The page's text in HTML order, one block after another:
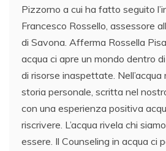
Pizzorno a cui ha fatto seguito
Francesco Rossello, assessore
di Savona. Afferma Rossella
acqua ci apre un mondo dentro
di risorse inaspettate.
storia personale, scritta nel
con una esperienza positiva
riscrivere. L’acqua rivela chi
essere. Il Counseling in acqua ci